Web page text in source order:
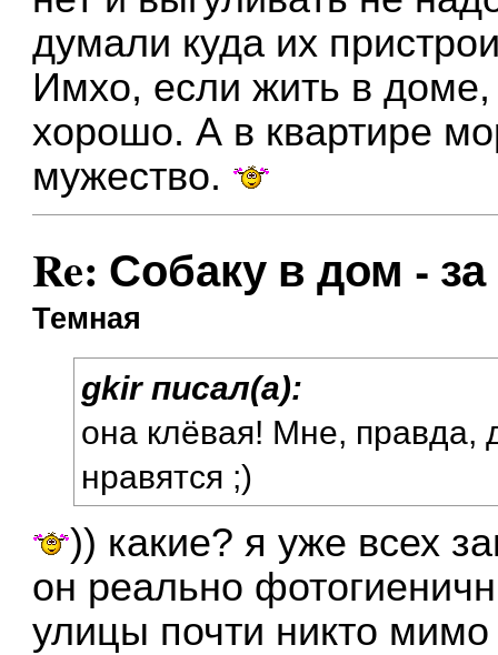
думали куда их
Имхо, если жить в доме,
хорошо. А в квартире
мужество.
Re: Собаку в дом -
Темная
gkir писал(а):
она клёвая! Мне, правда,
нравятся ;)
)) какие? я уже всех
он реально
улицы почти никто